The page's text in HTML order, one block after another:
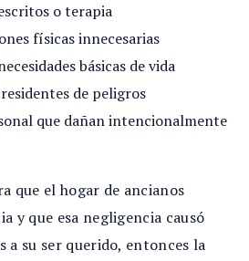
o terapia
físicas innecesarias
básicas de vida
de peligros
que dañan intencionalmente
que el hogar de ancianos
y que esa negligencia causó
a su ser querido, entonces la